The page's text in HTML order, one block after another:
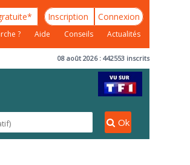
Inscription Connexion
? Aide Conseils Actualités
08 août 2026 : 442553 inscrits
Ok